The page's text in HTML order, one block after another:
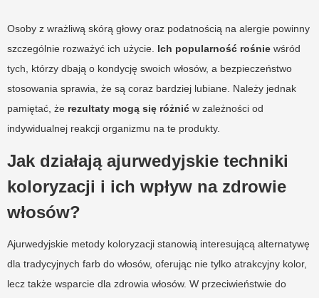
Osoby z wrażliwą skórą głowy oraz podatnością na alergie powinny
szczególnie rozważyć ich użycie. Ich popularność rośnie wśród
tych, którzy dbają o kondycję swoich włosów, a bezpieczeństwo
stosowania sprawia, że są coraz bardziej lubiane. Należy jednak
pamiętać, że rezultaty mogą się różnić w zależności od
indywidualnej reakcji organizmu na te produkty.
Jak działają ajurwedyjskie techniki
koloryzacji i ich wpływ na zdrowie
włosów?
Ajurwedyjskie metody koloryzacji stanowią interesującą alternatywę
dla tradycyjnych farb do włosów, oferując nie tylko atrakcyjny kolor,
lecz także wsparcie dla zdrowia włosów. W przeciwieństwie do